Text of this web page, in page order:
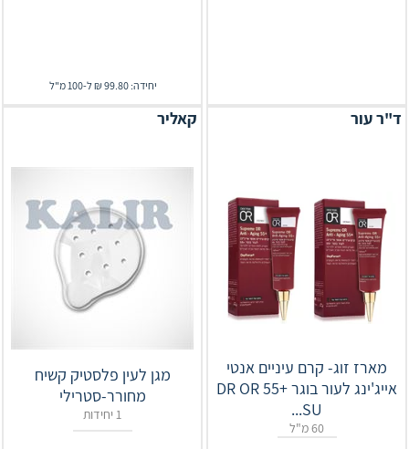
יחידה: 99.80 ₪ ל-100 מ"ל
ד"ר עור
מארז זוג- קרם עיניים אנטי
אייג'ינג לעור בוגר +55 DR OR
SU...
60 מ"ל
קאליר
מגן לעין פלסטיק קשיח
מחורר-סטרילי
1 יחידות